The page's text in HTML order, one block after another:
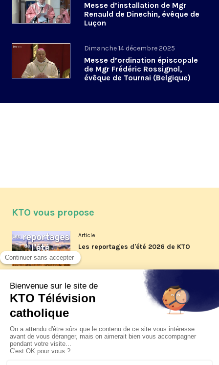
Messe d’installation de Mgr
Renauld de Dinechin, évêque de
Luçon
Dimanche 14 décembre 2025
Messe d’ordination épiscopale
de Mgr Frédéric Rossignol,
évêque de Tournai (Belgique)
KTO vous propose
Article
Les reportages d'été 2026 de KTO
La visite pastorale du pape Léon
XIV à Assise à suivre sur KTO le
Article
Le pape en Uruguay, Argentine et